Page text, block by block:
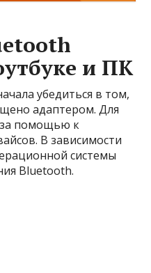
и ПК
убедиться в том,
адаптером. Для
за помощью к
В зависимости
системы
Bluetooth.